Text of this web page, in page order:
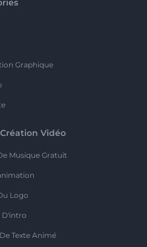
Graphique
Vidéo
Musique Gratuit
Logo
D'intro
Texte Animé